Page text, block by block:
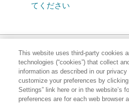
てください
This website uses third-party cookies
technologies (“cookies”) that collect
information as described in our
customize your preferences by clicking
Settings” link here or in the website’s
preferences are for each web browser